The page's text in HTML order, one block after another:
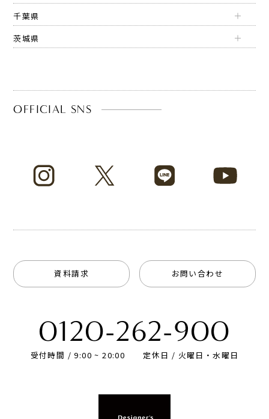
千葉県
茨城県
OFFICIAL SNS
資料請求 お問い合わせ
0120-262-900
受付時間 / 9:00 ~ 20:00 定休日 / 火曜日・水曜日